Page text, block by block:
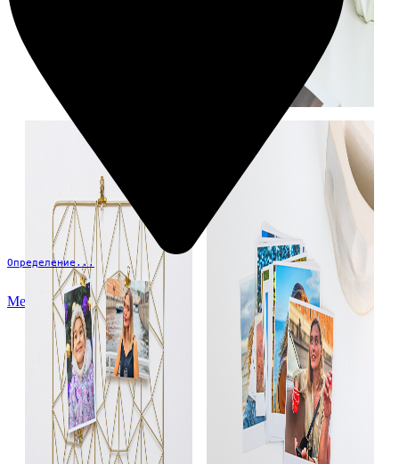
Определение...
Меню